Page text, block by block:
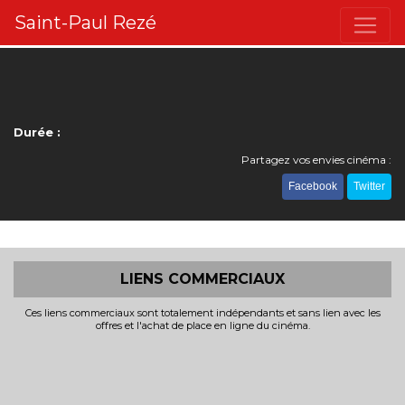
Saint-Paul Rezé
Durée :
Partagez vos envies cinéma :
Facebook Twitter
LIENS COMMERCIAUX
Ces liens commerciaux sont totalement indépendants et sans lien avec les
offres et l'achat de place en ligne du cinéma.